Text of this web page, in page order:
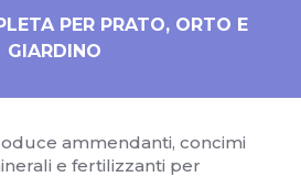
PER PRATO, ORTO E
GIARDINO
ammendanti, concimi
e fertilizzanti per